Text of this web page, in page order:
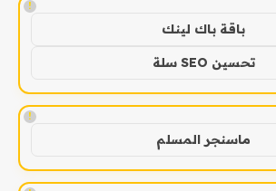
!
باقة باك لينك
تحسين SEO سلة
!
ماسنجر المسلم